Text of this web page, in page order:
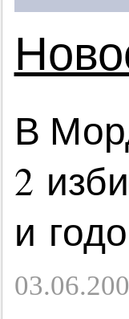
В
2
и